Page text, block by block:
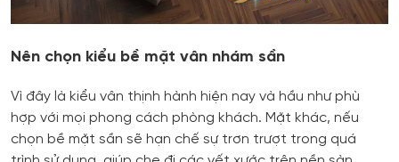
Nên chọn kiểu bề mặt vân nhám sần
Vì đây là kiểu vân thịnh hành hiện nay và hầu như phù
hợp với mọi phong cách phòng khách. Mặt khác, nếu
chọn bề mặt sần sẽ hạn chế sự trơn trượt trong quá